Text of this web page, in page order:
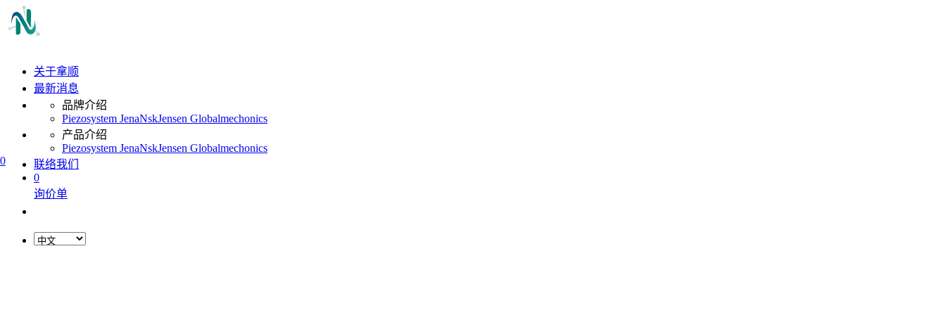
0
关于拿顺
最新消息
品牌介绍
Piezosystem JenaNskJensen Globalmechonics
产品介绍
Piezosystem JenaNskJensen Globalmechonics
联络我们
0
询价单